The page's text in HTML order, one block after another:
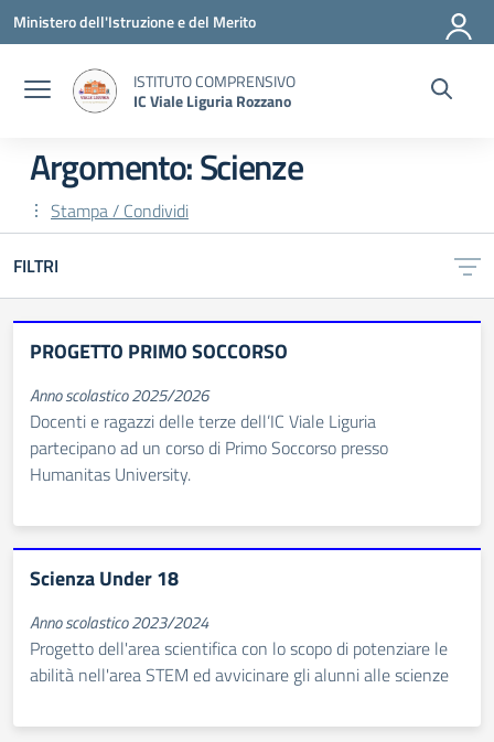
Vai ai contenuti
Vai al menu di navigazione
Vai al footer
Ministero dell'Istruzione e del Merito
ISTITUTO COMPRENSIVO
IC Viale Liguria Rozzano
Argomento: Scienze
Stampa / Condividi
FILTRI
PROGETTO PRIMO SOCCORSO
Anno scolastico 2025/2026
Docenti e ragazzi delle terze dell’IC Viale Liguria
partecipano ad un corso di Primo Soccorso presso
Humanitas University.
Scienza Under 18
Anno scolastico 2023/2024
Progetto dell'area scientifica con lo scopo di potenziare le
abilità nell'area STEM ed avvicinare gli alunni alle scienze